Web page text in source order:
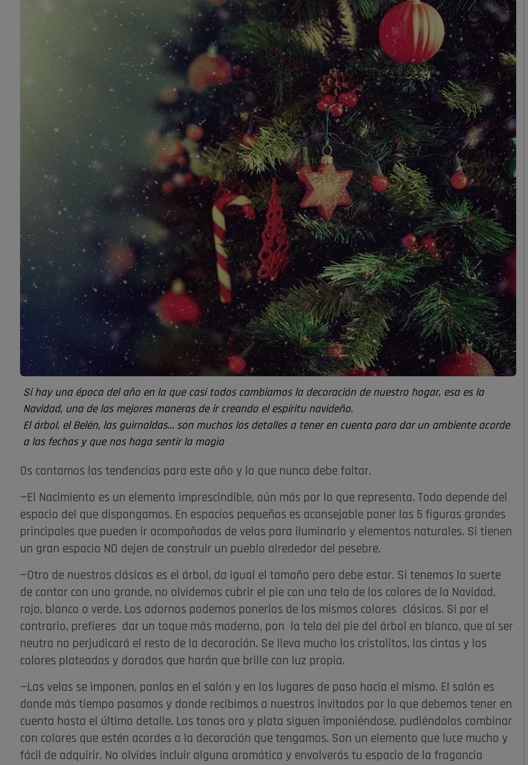
Si hay una época del año en la que casi todos cambiamos la decoración de nuestro hogar, esa es la
Navidad, una de las mejores maneras de ir creando el espíritu navideño.
El árbol, el Belén, las guirnaldas… son muchos los detalles a tener en cuenta para dar un ambiente acorde
a las fechas y que nos haga sentir la magia
Os contamos las tendencias para este año y lo que nunca debe faltar.
—El Nacimiento es un elemento imprescindible, aún más por lo que representa. Todo depende del
espacio del que dispongamos. En espacios pequeños es aconsejable poner las 5 figuras grandes
principales que pueden ir acompañadas de velas para iluminarlo y elementos naturales. Si tienen
un gran espacio NO dejen de construir un pueblo alrededor del pesebre.
—Otro de nuestros clásicos es el árbol, da igual el tamaño pero debe estar. Si tenemos la suerte
de contar con uno grande, no olvidemos cubrir el pie con una tela de los colores de la Navidad,
rojo, blanco o verde. Los adornos podemos ponerlos de los mismos colores clásicos. Si por el
contrario, prefieres dar un toque más moderno, pon la tela del pie del árbol en blanco, que al ser
neutra no perjudicará el resto de la decoración. Se lleva mucho los cristalitos, las cintas y los
colores plateados y dorados que harán que brille con luz propia.
—Las velas se imponen, ponlas en el salón y en los lugares de paso hacia el mismo. El salón es
donde más tiempo pasamos y donde recibimos a nuestros invitados por lo que debemos tener en
cuenta hasta el último detalle. Los tonos oro y plata siguen imponiéndose, pudiéndolos combinar
con colores que estén acordes a la decoración que tengamos. Son un elemento que luce mucho y
fácil de adquirir. No olvides incluir alguna aromática y envolverás tu espacio de la fragancia